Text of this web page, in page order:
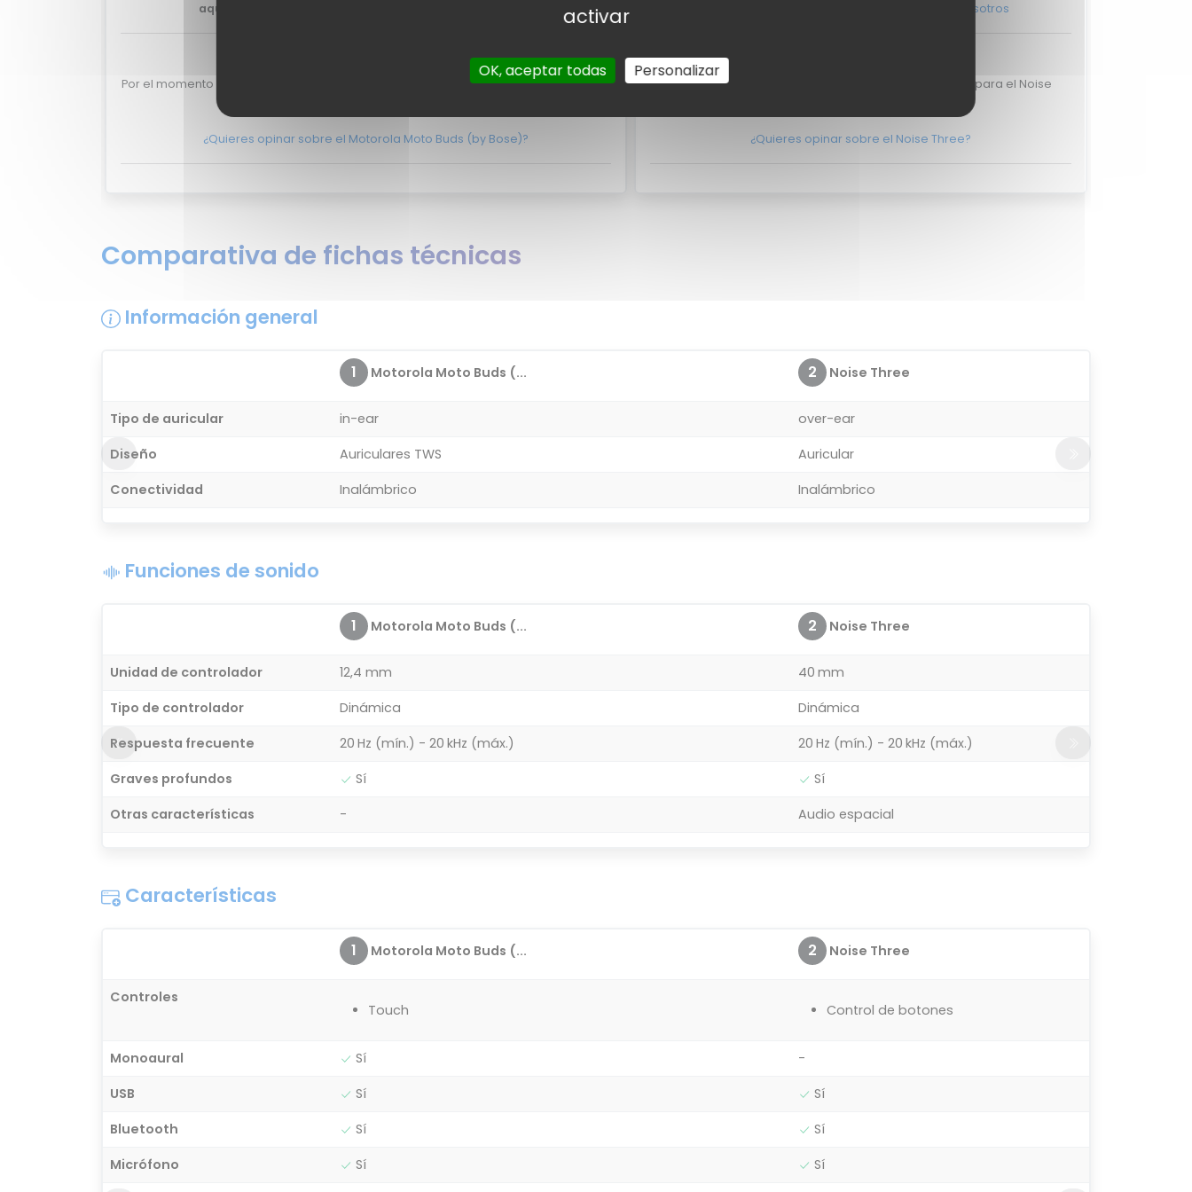
aquí?
Valoraciones de usuarios
Por el momento no existen valoraciones de usuarios para el Motorola Moto Buds (by
¿Quieres opinar sobre el Motorola Moto Buds (by Bose)?
contacto con nosotros
Por el momento no existen valoraciones de usuarios para el Noise
¿Quieres opinar sobre el Noise Three?
Comparativa de fichas técnicas
Información general
1 Motorola Moto Buds (... 2 Noise Three
Tipo de auricular in-ear
over-ear
Diseño
Auriculares TWS
Auricular
Conectividad
Inalámbrico Inalámbrico
Funciones de sonido
1 Motorola Moto Buds (... 2 Noise Three
Unidad de controlador 12,4 mm
40 mm
Tipo de controlador
Dinámica
Dinámica
Respuesta frecuente
20 Hz (mín.) - 20 kHz (máx.)
20 Hz (mín.) - 20 kHz (máx.)
Graves profundos
Sí
Sí
Otras características
- Audio espacial
Características
1 Motorola Moto Buds (... 2 Noise Three
Controles
Touch Control de botones
Monoaural Sí
-
USB
Sí
Sí
Bluetooth
Sí
Sí
Micrófono
Sí
Sí
activar
OK, aceptar todas Personalizar